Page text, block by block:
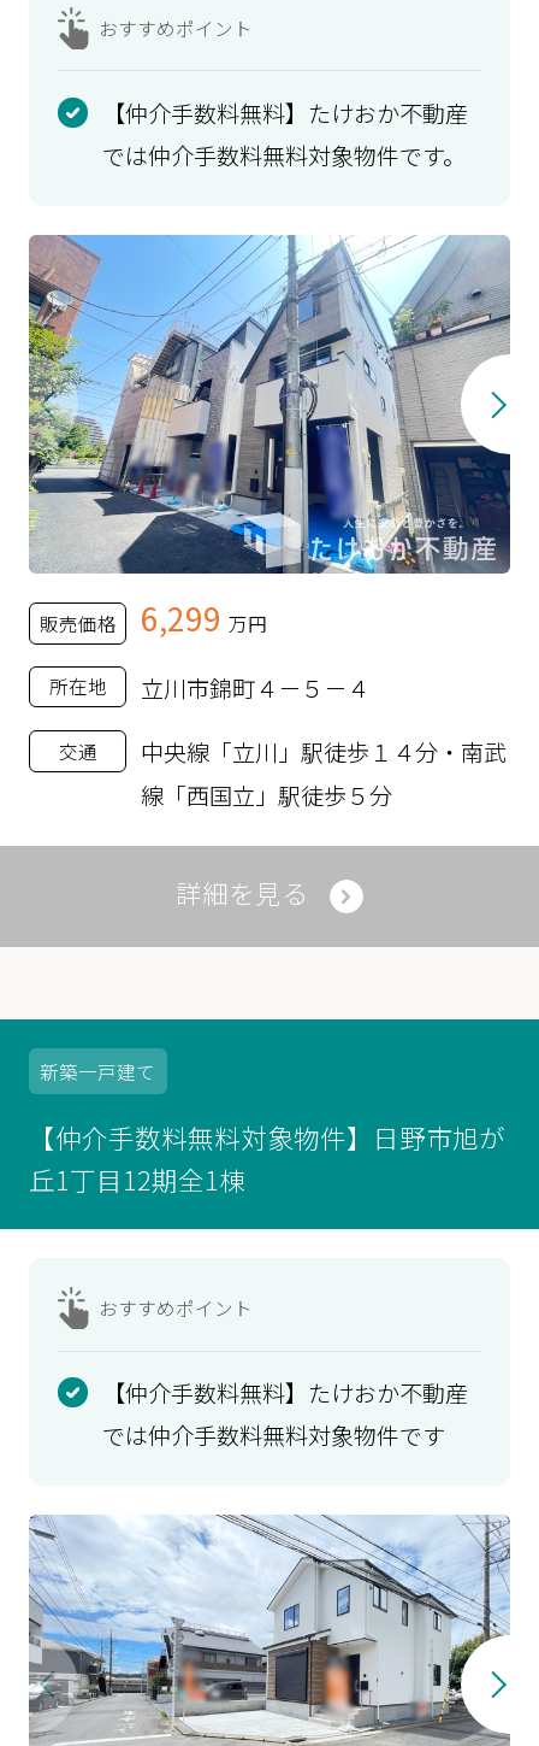
おすすめポイント
【仲介手数料無料】たけおか不動産
では仲介手数料無料対象物件です。
販売価格 6,299 万円
所在地 立川市錦町４－５－４
交通
中央線「立川」駅徒歩１４分・南武
線「西国立」駅徒歩５分
詳細を見る
新築一戸建て
【仲介手数料無料対象物件】日野市旭が
丘1丁目12期全1棟
おすすめポイント
【仲介手数料無料】たけおか不動産
では仲介手数料無料対象物件です